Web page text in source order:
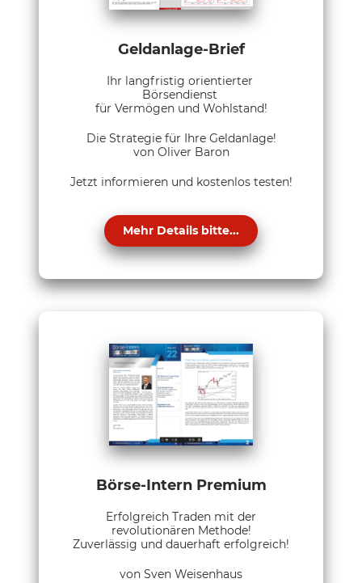
Geldanlage-Brief
Ihr langfristig orientierter
Börsendienst
für Vermögen und Wohlstand!
Die Strategie für Ihre Geldanlage!
von Oliver Baron
Jetzt informieren und kostenlos testen!
Mehr Details bitte...
Börse-Intern Premium
Erfolgreich Traden mit der
revolutionären Methode!
Zuverlässig und dauerhaft erfolgreich!
von Sven Weisenhaus